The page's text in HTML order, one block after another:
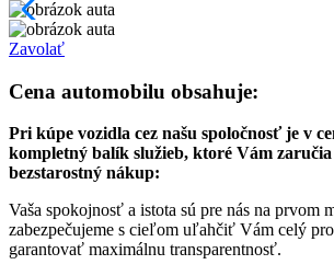
Zavolať
Cena automobilu obsahuje:
Pri kúpe vozidla cez našu spoločnosť je v
kompletný balík služieb, ktoré Vám zaručia
bezstarostný nákup:
Vaša spokojnosť a istota sú pre nás na prvom
zabezpečujeme s cieľom uľahčiť Vám celý
garantovať maximálnu transparentnosť.